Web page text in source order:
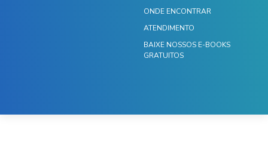
ONDE ENCONTRAR
ATENDIMENTO
BAIXE NOSSOS E-BOOKS
GRATUITOS